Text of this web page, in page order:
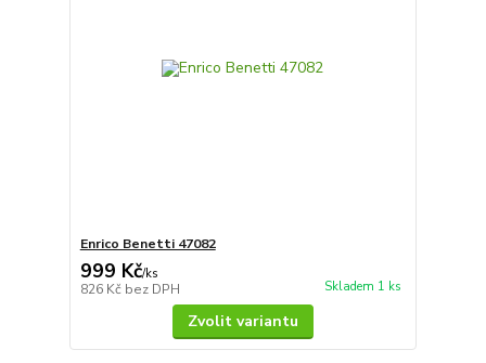
Enrico Benetti 47082
999 Kč/ks
826 Kč bez DPH Skladem 1 ks
Zvolit variantu